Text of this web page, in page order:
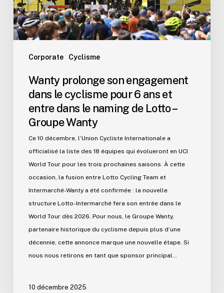
Corporate Cyclisme
pour
6
ans
entre
naming
Lotto
Groupe
Wanty
Wanty prolonge son engagement
dans le cyclisme pour 6 ans et
entre dans le naming de Lotto –
Groupe Wanty
Ce 10 décembre, l’Union Cycliste Internationale a
officialisé la liste des 18 équipes qui évolueront en UCI
World Tour pour les trois prochaines saisons. À cette
occasion, la fusion entre Lotto Cycling Team et
Intermarché-Wanty a été confirmée : la nouvelle
structure Lotto-Intermarché fera son entrée dans le
World Tour dès 2026. Pour nous, le Groupe Wanty,
partenaire historique du cyclisme depuis plus d’une
décennie, cette annonce marque une nouvelle étape. Si
nous nous retirons en tant que sponsor principal…
10 décembre 2025